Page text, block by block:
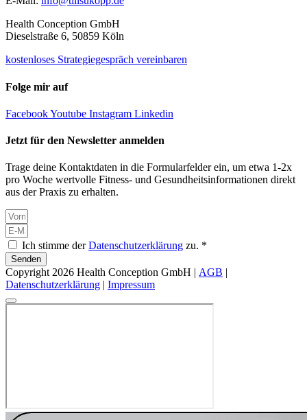
Health Conception GmbH
Dieselstraße 6, 50859 Köln
kostenloses Strategiegespräch vereinbaren
Folge mir auf
FacebookYoutube Instagram Linkedin
Jetzt für den Newsletter anmelden
Trage deine Kontaktdaten in die Formularfelder ein, um etwa 1-2x
pro Woche wertvolle Fitness- und Gesundheitsinformationen direkt
aus der Praxis zu erhalten.
Ich stimme derDatenschutzerklärung zu. *
Senden
Copyright 2026 Health Conception GmbH | AGB
Datenschutzerklärung
Impressum